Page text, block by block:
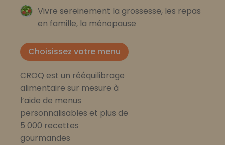
Vivre sereinement la grossesse, les repas
en famille, la ménopause
Choisissez votre menu
CROQ est un rééquilibrage
alimentaire sur mesure à
l’aide de menus
personnalisables et plus de
5 000 recettes
gourmandes